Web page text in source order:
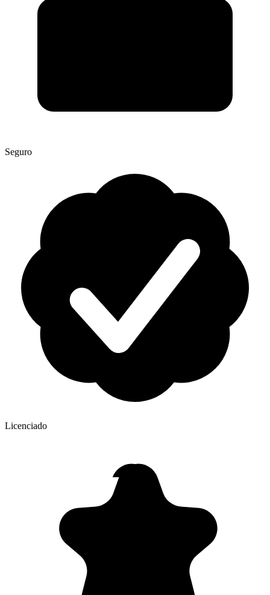
Seguro
Licenciado